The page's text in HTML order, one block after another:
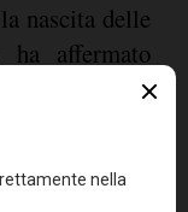
nascita delle
ha affermato
di servizi con
di fatturato
in parte
da un alone